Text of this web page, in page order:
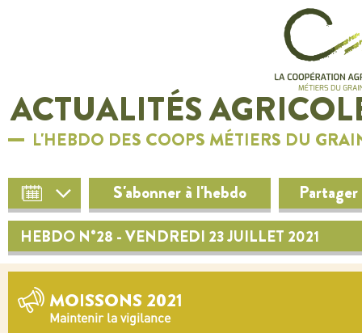
ACTUALITÉS
L'HEBDO DES COOPS MÉTIERS DU
S'abonner à l'hebdo Partager
HEBDO N°28 - VENDREDI 23 JUILLET 2021
MOISSONS 2021
Maintenir la vigilance